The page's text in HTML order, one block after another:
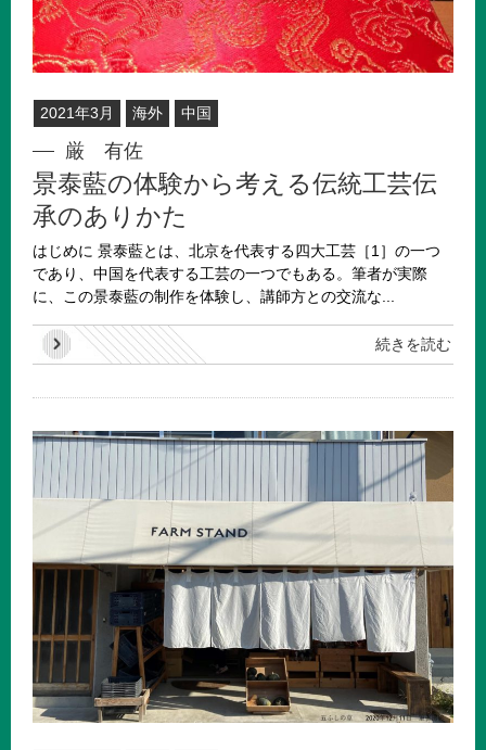
2021年3月 海外 中国
厳 有佐
景泰藍の体験から考える伝統工芸伝
承のありかた
はじめに 景泰藍とは、北京を代表する四大工芸［1］の一つ
であり、中国を代表する工芸の一つでもある。筆者が実際
に、この景泰藍の制作を体験し、講師方との交流な...
続きを読む